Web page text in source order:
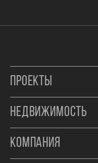
ПРОЕКТЫ
НЕДВИЖИМОСТЬ
КОМПАНИЯ